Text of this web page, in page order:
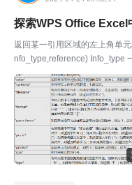
探索WPS Office Excel
返回某一引用区域的左上角单
nfo_type,reference) Info_type
型。下面列出 info_type 的可能